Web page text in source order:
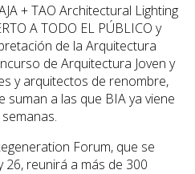
+ TAO Architectural Lighting
A TODO EL PÚBLICO y
de la Arquitectura
de Arquitectura Joven y
y arquitectos de renombre,
suman a las que BIA ya viene
Forum, que se
reunirá a más de 300